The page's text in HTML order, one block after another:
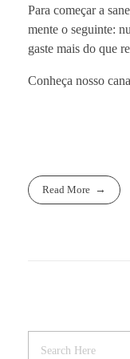
Para começar a
mente o seguinte:
gaste mais do que
Conheça nosso
Read More